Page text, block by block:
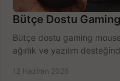
Bütçe Dostu
Bütçe dostu gaming
ağırlık ve yazılım
12 Haziran 2026